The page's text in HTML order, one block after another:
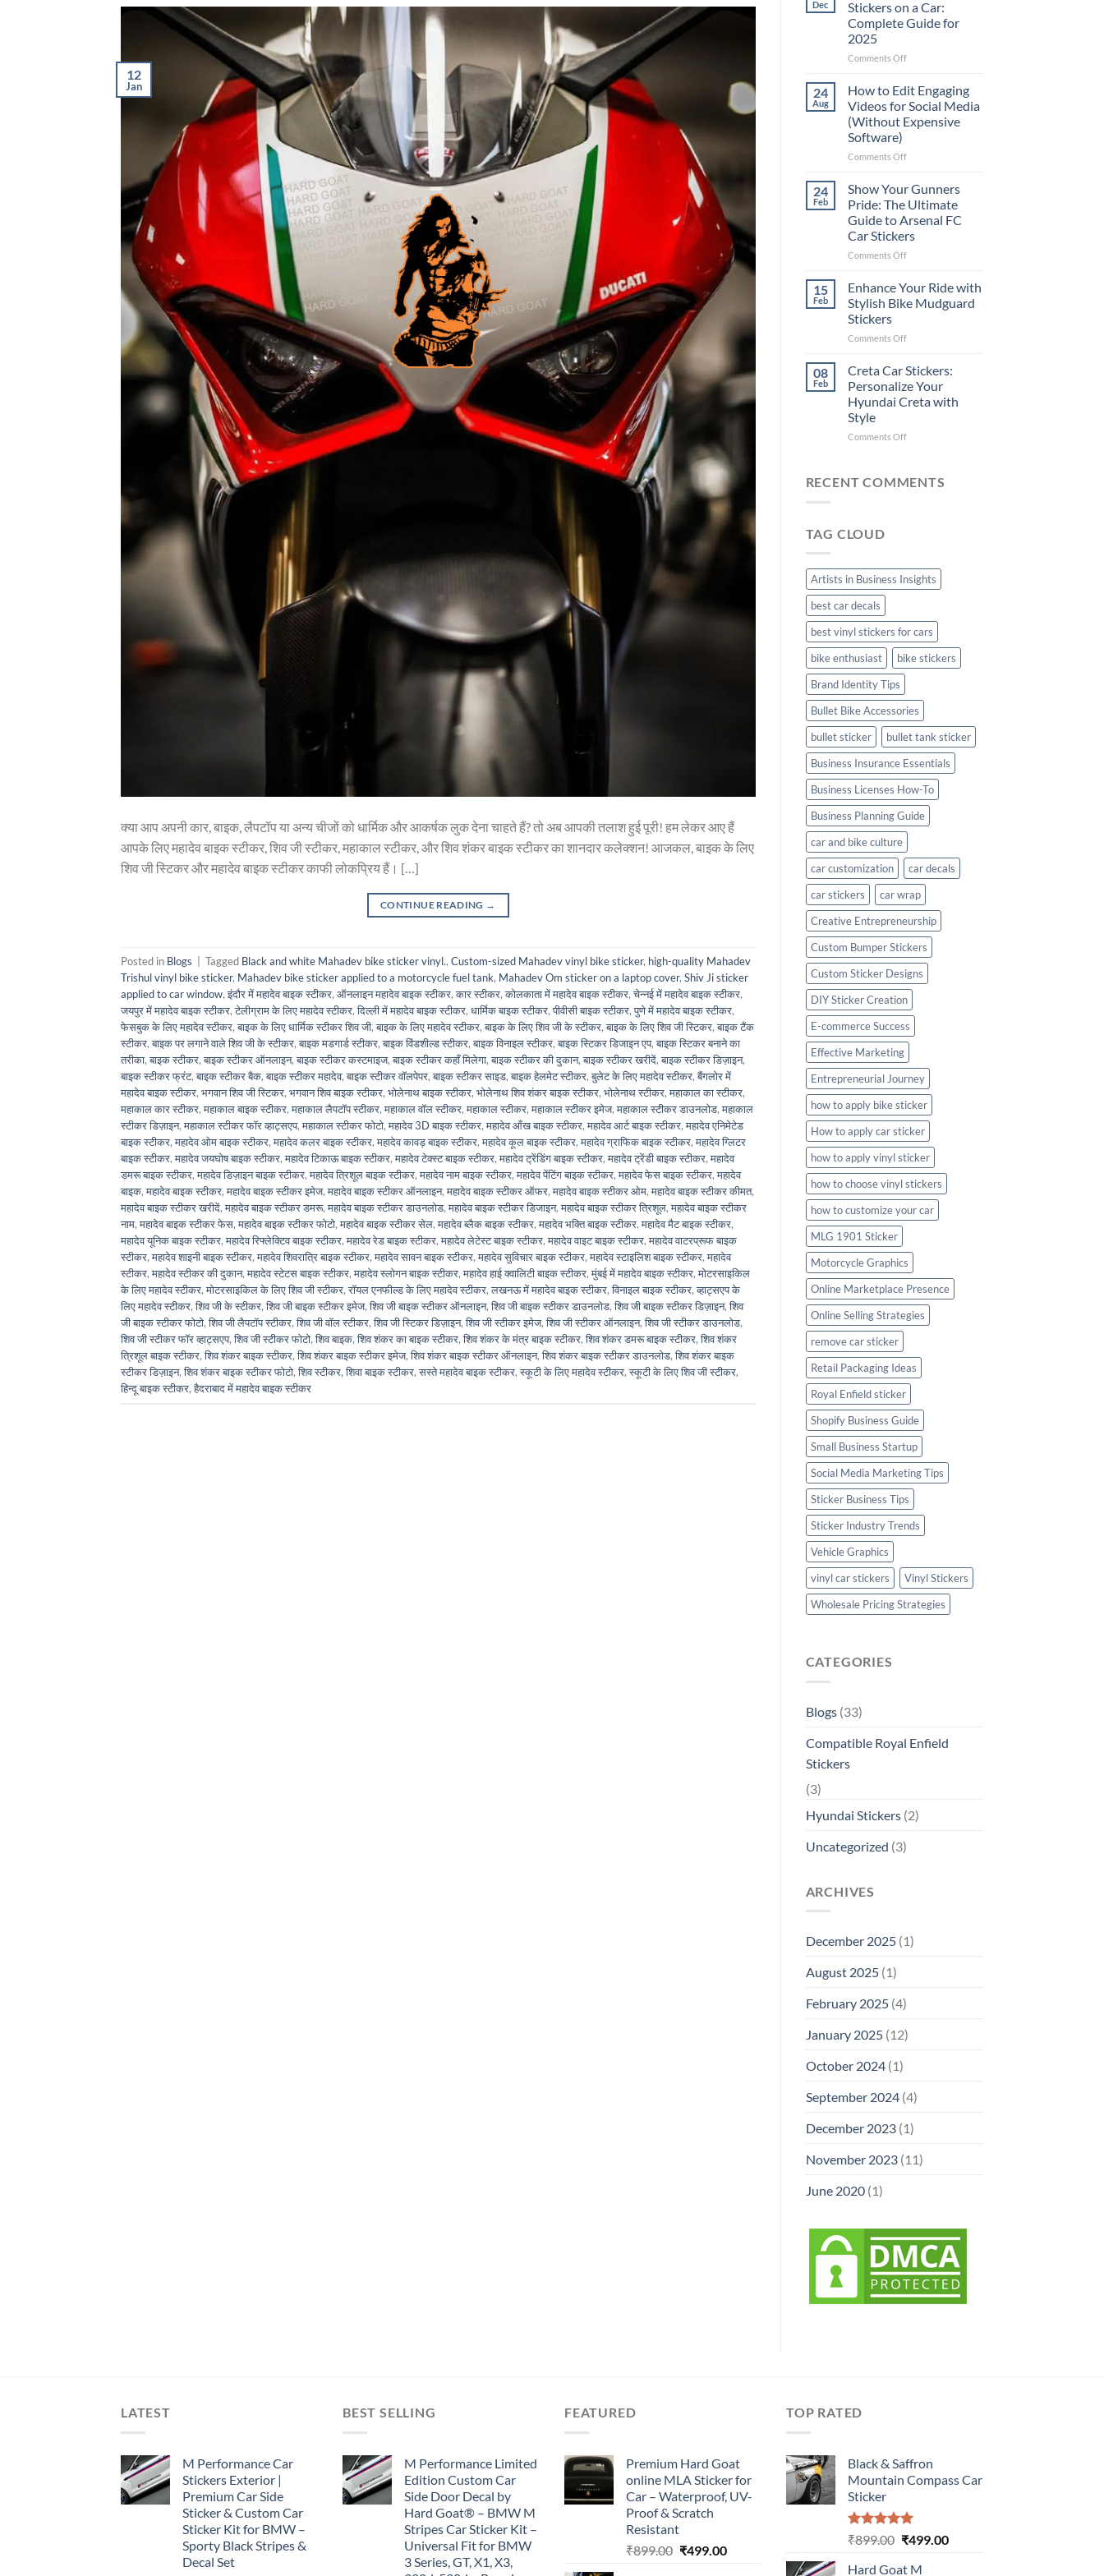
12
Jan
क्या आप अपनी कार, बाइक, लैपटॉप या अन्य चीजों को धार्मिक और आकर्षक लुक देना चाहते हैं? तो अब आपकी तलाश हुई पूरी! हम लेकर आए हैं
आपके लिए महादेव बाइक स्टीकर, शिव जी स्टीकर, महाकाल स्टीकर, और शिव शंकर बाइक स्टीकर का शानदार कलेक्शन! आजकल, बाइक के लिए
शिव जी स्टिकर और महादेव बाइक स्टीकर काफी लोकप्रिय हैं। […]
CONTINUE READING →
Posted in Blogs Tagged Black and white Mahadev bike sticker vinyl., Custom-sized Mahadev vinyl bike sticker, high-quality Mahadev
Trishul vinyl bike sticker, Mahadev bike sticker applied to a motorcycle fuel tank, Mahadev Om sticker on a laptop cover, Shiv Ji sticker
applied to car window,इंदौर में महादेव बाइक स्टीकर, ऑनलाइन महादेव बाइक स्टीकर,कार स्टीकर,कोलकाता में महादेव बाइक स्टीकर,चेन्नई में महादेव बाइक स्टीकर,
जयपुर में महादेव बाइक स्टीकर,टेलीग्राम के लिए महादेव स्टीकर,दिल्ली में महादेव बाइक स्टीकर, धार्मिक बाइक स्टीकर,पीवीसी बाइक स्टीकर,पुणे में महादेव बाइक स्टीकर,
फेसबुक के लिए महादेव स्टीकर,बाइक के लिए धार्मिक स्टीकर शिव जी,बाइक के लिए महादेव स्टीकर,बाइक के लिए शिव जी के स्टीकर,बाइक के लिए शिव जी स्टिकर,बाइक टैंक
स्टीकर,बाइक पर लगाने वाले शिव जी के स्टीकर,बाइक मडगार्ड स्टीकर,बाइक विंडशील्ड स्टीकर,बाइक विनाइल स्टीकर,बाइक स्टिकर डिजाइन एप,बाइक स्टिकर बनाने का
तरीका,बाइक स्टीकर,बाइक स्टीकर ऑनलाइन,बाइक स्टीकर कस्टमाइज,बाइक स्टीकर कहाँ मिलेगा,बाइक स्टीकर की दुकान,बाइक स्टीकर खरीदें,बाइक स्टीकर डिज़ाइन,
बाइक स्टीकर फ्रंट,बाइक स्टीकर बैक,बाइक स्टीकर महादेव,बाइक स्टीकर वॉलपेपर,बाइक स्टीकर साइड,बाइक हेलमेट स्टीकर,बुलेट के लिए महादेव स्टीकर,बैंगलोर में
महादेव बाइक स्टीकर, भगवान शिव जी स्टिकर, भगवान शिव बाइक स्टीकर, भोलेनाथ बाइक स्टीकर, भोलेनाथ शिव शंकर बाइक स्टीकर, भोलेनाथ स्टीकर,महाकाल का स्टीकर,
महाकाल कार स्टीकर,महाकाल बाइक स्टीकर,महाकाल लैपटॉप स्टीकर,महाकाल वॉल स्टीकर,महाकाल स्टीकर,महाकाल स्टीकर इमेज,महाकाल स्टीकर डाउनलोड,महाकाल
स्टीकर डिज़ाइन,महाकाल स्टीकर फॉर व्हाट्सएप,महाकाल स्टीकर फोटो,महादेव 3D बाइक स्टीकर,महादेव आँख बाइक स्टीकर,महादेव आर्ट बाइक स्टीकर,महादेव एनिमेटेड
बाइक स्टीकर,महादेव ओम बाइक स्टीकर,महादेव कलर बाइक स्टीकर,महादेव कावड़ बाइक स्टीकर,महादेव कूल बाइक स्टीकर,महादेव ग्राफिक बाइक स्टीकर,महादेव ग्लिटर
बाइक स्टीकर,महादेव जयघोष बाइक स्टीकर,महादेव टिकाऊ बाइक स्टीकर,महादेव टेक्स्ट बाइक स्टीकर,महादेव ट्रेंडिंग बाइक स्टीकर,महादेव ट्रेंडी बाइक स्टीकर,महादेव
डमरू बाइक स्टीकर,महादेव डिज़ाइन बाइक स्टीकर,महादेव त्रिशूल बाइक स्टीकर,महादेव नाम बाइक स्टीकर,महादेव पेंटिंग बाइक स्टीकर,महादेव फेस बाइक स्टीकर,महादेव
बाइक,महादेव बाइक स्टीकर,महादेव बाइक स्टीकर इमेज,महादेव बाइक स्टीकर ऑनलाइन,महादेव बाइक स्टीकर ऑफर,महादेव बाइक स्टीकर ओम,महादेव बाइक स्टीकर कीमत,
महादेव बाइक स्टीकर खरीदें,महादेव बाइक स्टीकर डमरू,महादेव बाइक स्टीकर डाउनलोड,महादेव बाइक स्टीकर डिजाइन,महादेव बाइक स्टीकर त्रिशूल,महादेव बाइक स्टीकर
नाम,महादेव बाइक स्टीकर फेस,महादेव बाइक स्टीकर फोटो,महादेव बाइक स्टीकर सेल,महादेव ब्लैक बाइक स्टीकर,महादेव भक्ति बाइक स्टीकर,महादेव मैट बाइक स्टीकर,
महादेव यूनिक बाइक स्टीकर,महादेव रिफ्लेक्टिव बाइक स्टीकर,महादेव रेड बाइक स्टीकर,महादेव लेटेस्ट बाइक स्टीकर,महादेव वाइट बाइक स्टीकर,महादेव वाटरप्रूफ बाइक
स्टीकर,महादेव शाइनी बाइक स्टीकर,महादेव शिवरात्रि बाइक स्टीकर,महादेव सावन बाइक स्टीकर,महादेव सुविचार बाइक स्टीकर,महादेव स्टाइलिश बाइक स्टीकर,महादेव
स्टीकर,महादेव स्टीकर की दुकान,महादेव स्टेटस बाइक स्टीकर,महादेव स्लोगन बाइक स्टीकर,महादेव हाई क्वालिटी बाइक स्टीकर,मुंबई में महादेव बाइक स्टीकर,मोटरसाइकिल
के लिए महादेव स्टीकर,मोटरसाइकिल के लिए शिव जी स्टीकर,रॉयल एनफील्ड के लिए महादेव स्टीकर,लखनऊ में महादेव बाइक स्टीकर,विनाइल बाइक स्टीकर,व्हाट्सएप के
लिए महादेव स्टीकर,शिव जी के स्टीकर,शिव जी बाइक स्टीकर इमेज,शिव जी बाइक स्टीकर ऑनलाइन,शिव जी बाइक स्टीकर डाउनलोड,शिव जी बाइक स्टीकर डिज़ाइन,शिव
जी बाइक स्टीकर फोटो,शिव जी लैपटॉप स्टीकर,शिव जी वॉल स्टीकर,शिव जी स्टिकर डिज़ाइन,शिव जी स्टीकर इमेज,शिव जी स्टीकर ऑनलाइन,शिव जी स्टीकर डाउनलोड,
शिव जी स्टीकर फॉर व्हाट्सएप,शिव जी स्टीकर फोटो,शिव बाइक,शिव शंकर का बाइक स्टीकर,शिव शंकर के मंत्र बाइक स्टीकर,शिव शंकर डमरू बाइक स्टीकर,शिव शंकर
त्रिशूल बाइक स्टीकर,शिव शंकर बाइक स्टीकर,शिव शंकर बाइक स्टीकर इमेज,शिव शंकर बाइक स्टीकर ऑनलाइन,शिव शंकर बाइक स्टीकर डाउनलोड,शिव शंकर बाइक
स्टीकर डिज़ाइन,शिव शंकर बाइक स्टीकर फोटो,शिव स्टीकर,शिवा बाइक स्टीकर,सस्ते महादेव बाइक स्टीकर,स्कूटी के लिए महादेव स्टीकर,स्कूटी के लिए शिव जी स्टीकर,
हिन्दू बाइक स्टीकर,हैदराबाद में महादेव बाइक स्टीकर
Dec
Stickers on a Car:
Complete Guide for
2025
Comments Offon
Places
Put
Stickers
a
Complete
Guide
for
2025
24
Aug
How to Edit Engaging
Videos for Social Media
(Without Expensive
Software)
Comments Offon
to
Engaging
Videos
for
Social
(Without
Expensive
Software)
24
Feb
Show Your Gunners
Pride: The Ultimate
Guide to Arsenal FC
Car Stickers
Comments Offon
Your
Pride:
Ultimate
to
Arsenal
FC
Car
15
Feb
Enhance Your Ride with
Stylish Bike Mudguard
Stickers
Comments Offon
Your
with
Stylish
Mudguard
08
Feb
Creta Car Stickers:
Personalize Your
Hyundai Creta with
Style
Comments Offon
Stickers:
RECENT COMMENTS
TAG CLOUD
Artists in Business Insights
best car decals
best vinyl stickers for cars
bike enthusiast
bike stickers
Brand Identity Tips
Bullet Bike Accessories
bullet sticker
bullet tank sticker
Business Insurance Essentials
Business Licenses How-To
Business Planning Guide
car and bike culture
car customization
car decals
car stickers
car wrap
Creative Entrepreneurship
Custom Bumper Stickers
Custom Sticker Designs
DIY Sticker Creation
E-commerce Success
Effective Marketing
Entrepreneurial Journey
how to apply bike sticker
How to apply car sticker
how to apply vinyl sticker
how to choose vinyl stickers
how to customize your car
MLG 1901 Sticker
Motorcycle Graphics
Online Marketplace Presence
Online Selling Strategies
remove car sticker
Retail Packaging Ideas
Royal Enfield sticker
Shopify Business Guide
Small Business Startup
Social Media Marketing Tips
Sticker Business Tips
Sticker Industry Trends
Vehicle Graphics
vinyl car stickers
Vinyl Stickers
Wholesale Pricing Strategies
CATEGORIES
Blogs(33)
Compatible Royal Enfield
Stickers
(3)
Hyundai Stickers(2)
Uncategorized (3)
ARCHIVES
December 2025(1)
August 2025(1)
February 2025(4)
January 2025(12)
October 2024(1)
September 2024(4)
December 2023(1)
November 2023(11)
June 2020(1)
LATEST
M Performance Car
Stickers Exterior |
Premium Car Side
Sticker & Custom Car
Sticker Kit for BMW –
Sporty Black Stripes &
Decal Set
BEST SELLING
M Performance Limited
Edition Custom Car
Side Door Decal by
Hard Goat® – BMW M
Stripes Car Sticker Kit –
Universal Fit for BMW
3 Series, GT, X1, X3,
FEATURED
Premium Hard Goat
online MLA Sticker for
Car – Waterproof, UV-
Proof & Scratch
Resistant
₹899.00 Original
₹499.00Current
TOP RATED
Black & Saffron
Mountain Compass Car
Sticker
Rated5.00
₹899.00 Original
₹499.00Current
Hard Goat M